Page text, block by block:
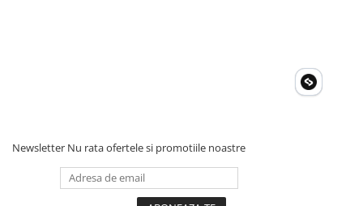
Newsletter Nu rata ofertele si promotiile noastre